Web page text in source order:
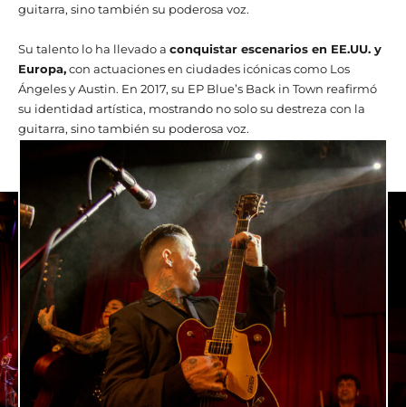
guitarra, sino también su poderosa voz.
Su talento lo ha llevado a conquistar escenarios en EE.UU. y
Europa,con actuaciones en ciudades icónicas como Los
Ángeles y Austin. En 2017, su EP Blue’s Back in Town reafirmó
su identidad artística, mostrando no solo su destreza con la
guitarra, sino también su poderosa voz.